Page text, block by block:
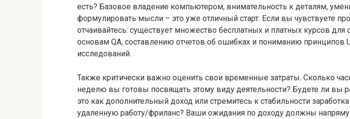
есть? Базовое владение компьютером, внимательность к деталям,
формулировать мысли – это уже отличный старт. Если вы чувствуете
отчаивайтесь: существует множество бесплатных и платных курсов для
основам QA, составлению отчетов об ошибках и пониманию принципов
исследований.
Также критически важно оценить свои временные затраты. Сколько
неделю вы готовы посвящать этому виду деятельности? Будете ли вы
это как дополнительный доход или стремитесь к стабильности
удаленную работу/фриланс? Ваши ожидания по доходу должны